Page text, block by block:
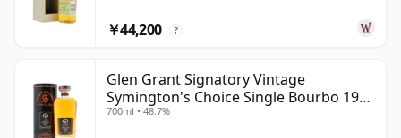
￥44,200 ?
Glen Grant Signatory Vintage
Symington's Choice Single Bourbo 1995
30年
700ml • 48.7%